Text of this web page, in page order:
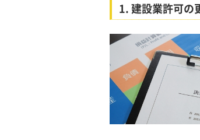
1. 建設業許可の